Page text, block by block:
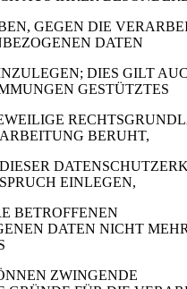
GEGEN DIE
DATEN
DIES GILT
GESTÜTZTES
BERUHT,
EINLEGEN,
BETROFFENEN
DATEN NICHT MEHR
ZWINGENDE